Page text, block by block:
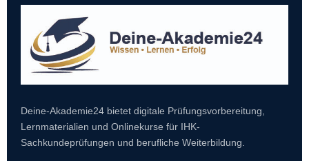
Deine-Akademie24 bietet digitale Prüfungsvorbereitung,
Lernmaterialien und Onlinekurse für IHK-
Sachkundeprüfungen und berufliche Weiterbildung.